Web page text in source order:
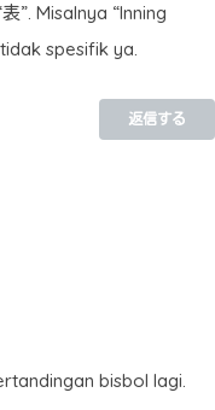
”. Misalnya “Inning
spesifik ya.
返信する
bisbol lagi.